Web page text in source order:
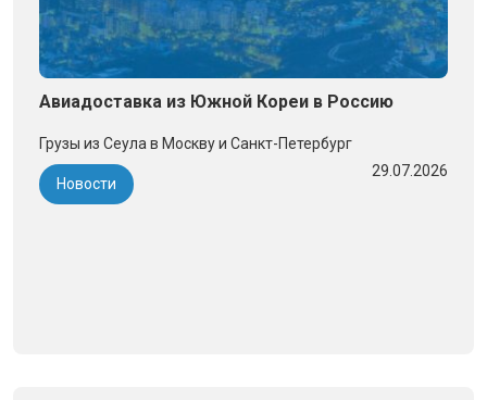
Авиадоставка из Южной Кореи в Россию
Грузы из Сеула в Москву и Санкт-Петербург
Новости
29.07.2026